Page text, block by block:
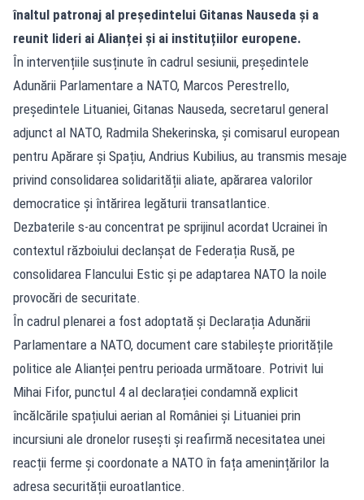
înaltul patronaj al președintelui Gitanas Nauseda și a
reunit lideri ai Alianței și ai instituțiilor europene.
În intervențiile susținute în cadrul sesiunii, președintele
Adunării Parlamentare a NATO, Marcos Perestrello,
președintele Lituaniei, Gitanas Nauseda, secretarul general
adjunct al NATO, Radmila Shekerinska, și comisarul european
pentru Apărare și Spațiu, Andrius Kubilius, au transmis mesaje
privind consolidarea solidarității aliate, apărarea valorilor
democratice și întărirea legăturii transatlantice.
Dezbaterile s-au concentrat pe sprijinul acordat Ucrainei în
contextul războiului declanșat de Federația Rusă, pe
consolidarea Flancului Estic și pe adaptarea NATO la noile
provocări de securitate.
În cadrul plenarei a fost adoptată și Declarația Adunării
Parlamentare a NATO, document care stabilește prioritățile
politice ale Alianței pentru perioada următoare. Potrivit lui
Mihai Fifor, punctul 4 al declarației condamnă explicit
încălcările spațiului aerian al României și Lituaniei prin
incursiuni ale dronelor rusești și reafirmă necesitatea unei
reacții ferme și coordonate a NATO în fața amenințărilor la
adresa securității euroatlantice.